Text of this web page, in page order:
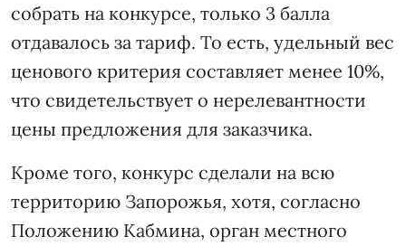
собрать на конкурсе, только 3 балла
отдавалось за тариф. То есть, удельный вес
ценового критерия составляет менее 10%,
что свидетельствует о нерелевантности
цены предложения для заказчика.
Кроме того, конкурс сделали на всю
территорию Запорожья, хотя, согласно
Положению Кабмина, орган местного